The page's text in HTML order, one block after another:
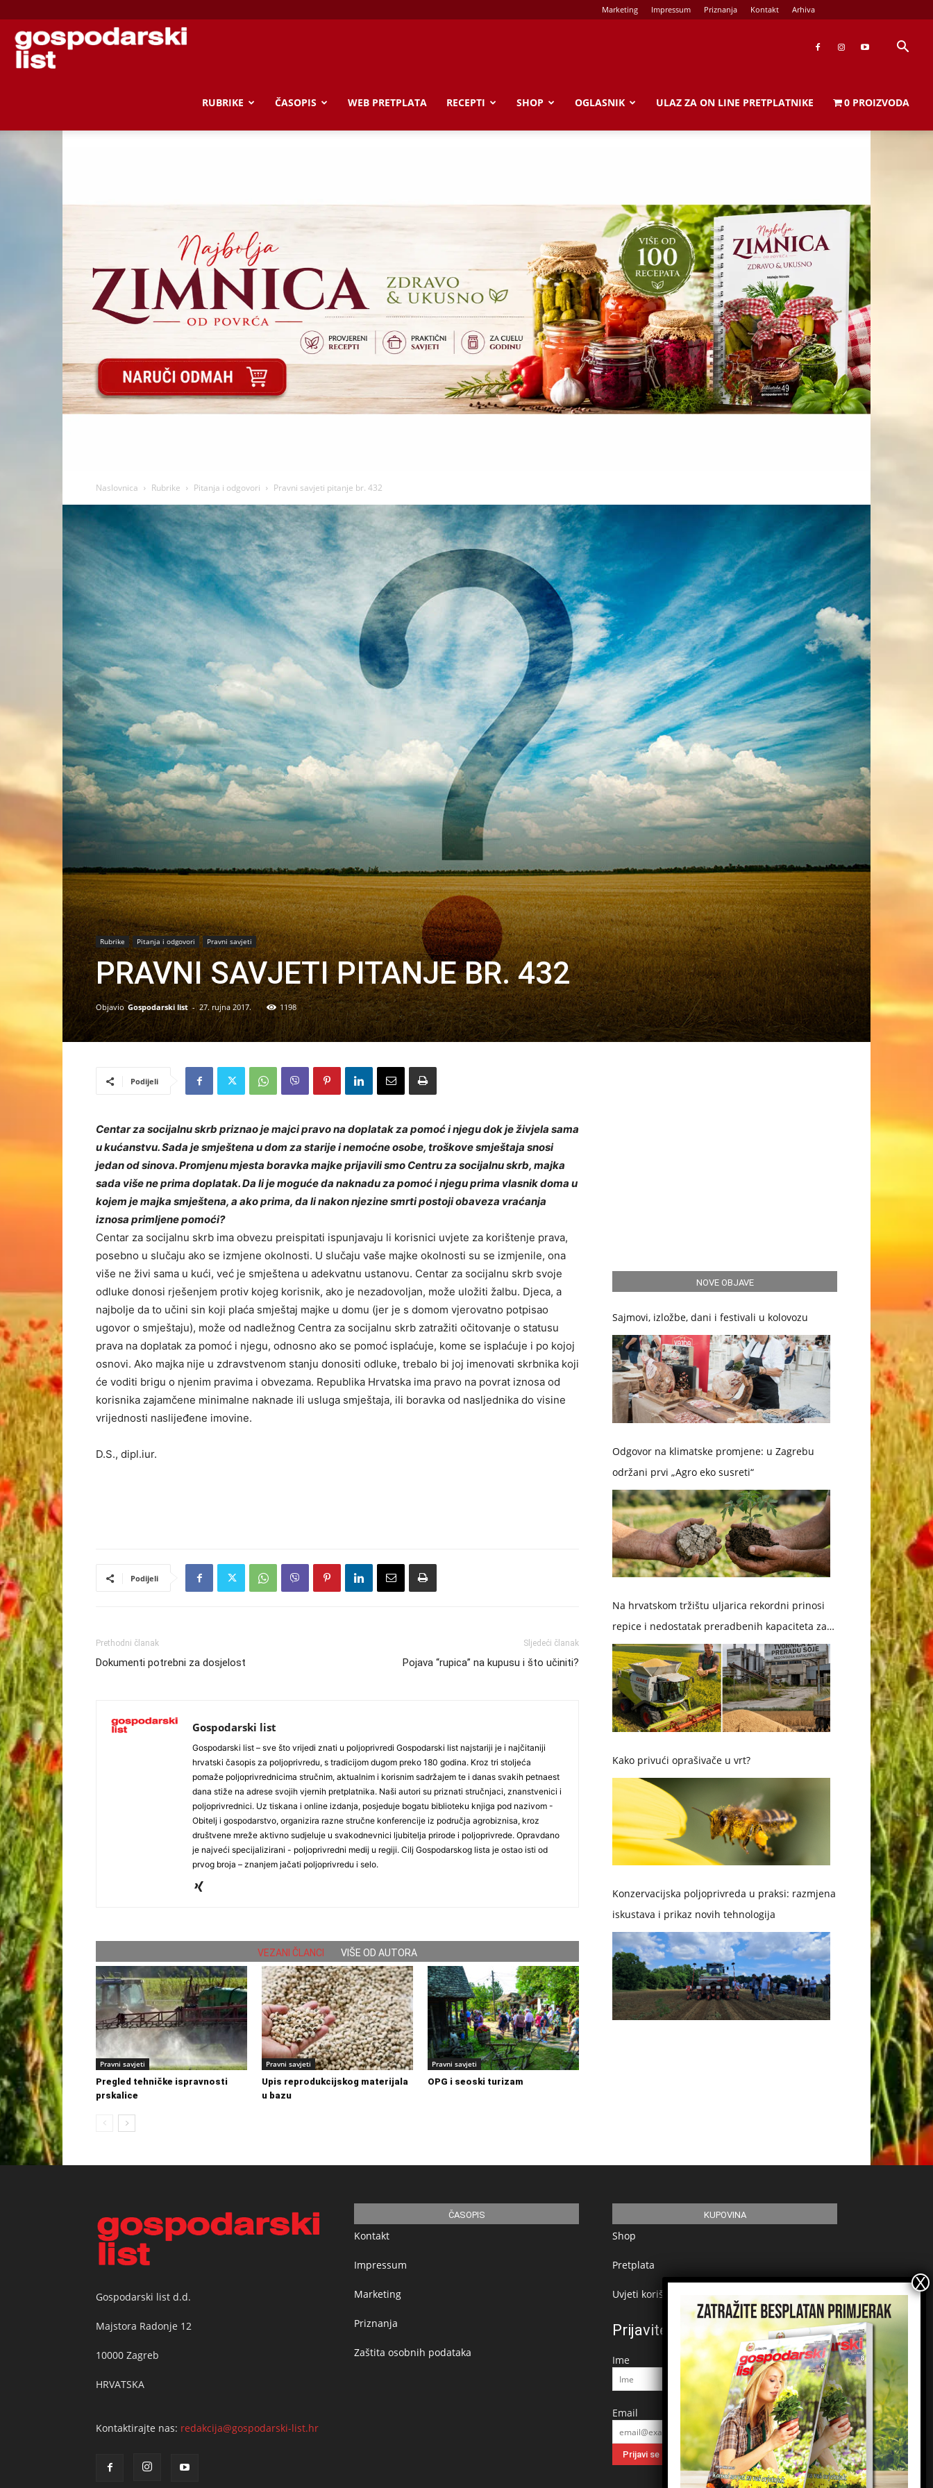
Marketing Impressum Priznanja Kontakt Arhiva
Gospodarski
RUBRIKE ČASOPIS WEB PRETPLATA RECEPTI SHOP OGLASNIK ULAZ ZA ON LINE PRETPLATNIKE 0 PROIZVODA
Naslovnica Rubrike Pitanja i odgovori Pravni savjeti pitanje br. 432
Rubrike Pitanja i odgovori Pravni savjeti
PRAVNI SAVJETI PITANJE BR. 432
Objavio Gospodarski list - 27. rujna 2017. 1198
Podijeli
Centar za socijalnu skrb priznao je majci pravo na doplatak za pomoć i njegu dok je živjela sama
u kućanstvu. Sada je smještena u dom za starije i nemoćne osobe, troškove smještaja snosi
jedan od sinova. Promjenu mjesta boravka majke prijavili smo Centru za socijalnu skrb, majka
sada više ne prima doplatak. Da li je moguće da naknadu za pomoć i njegu prima vlasnik doma u
kojem je majka smještena, a ako prima, da li nakon njezine smrti postoji obaveza vraćanja
iznosa primljene pomoći?
Centar za socijalnu skrb ima obvezu preispitati ispunjavaju li korisnici uvjete za korištenje prava,
posebno u slučaju ako se izmjene okolnosti. U slučaju vaše majke okolnosti su se izmjenile, ona
više ne živi sama u kući, već je smještena u adekvatnu ustanovu. Centar za socijalnu skrb svoje
odluke donosi rješenjem protiv kojeg korisnik, ako je nezadovoljan, može uložiti žalbu. Djeca, a
najbolje da to učini sin koji plaća smještaj majke u domu (jer je s domom vjerovatno potpisao
ugovor o smještaju), može od nadležnog Centra za socijalnu skrb zatražiti očitovanje o statusu
prava na doplatak za pomoć i njegu, odnosno ako se pomoć isplaćuje, kome se isplaćuje i po kojoj
osnovi. Ako majka nije u zdravstvenom stanju donositi odluke, trebalo bi joj imenovati skrbnika koji
će voditi brigu o njenim pravima i obvezama. Republika Hrvatska ima pravo na povrat iznosa od
korisnika zajamčene minimalne naknade ili usluga smještaja, ili boravka od nasljednika do visine
vrijednosti naslijeđene imovine.
D.S., dipl.iur.
Podijeli
Prethodni članak
Dokumenti potrebni za dosjelost
Sljedeći članak
Pojava “rupica” na kupusu i što učiniti?
Gospodarski list
Gospodarski list – sve što vrijedi znati u poljoprivredi Gospodarski list najstariji je i najčitaniji
hrvatski časopis za poljoprivredu, s tradicijom dugom preko 180 godina. Kroz tri stoljeća
pomaže poljoprivrednicima stručnim, aktualnim i korisnim sadržajem te i danas svakih petnaest
dana stiže na adrese svojih vjernih pretplatnika. Naši autori su priznati stručnjaci, znanstvenici i
poljoprivrednici. Uz tiskana i online izdanja, posjeduje bogatu biblioteku knjiga pod nazivom -
Obitelj i gospodarstvo, organizira razne stručne konferencije iz područja agrobiznisa, kroz
društvene mreže aktivno sudjeluje u svakodnevnici ljubitelja prirode i poljoprivrede. Opravdano
je najveći specijalizirani - poljoprivredni medij u regiji. Cilj Gospodarskog lista je ostao isti od
prvog broja – znanjem jačati poljoprivredu i selo.
VEZANI ČLANCI VIŠE OD AUTORA
Pravni savjeti
Pregled tehničke ispravnosti
prskalice
Pravni savjeti
Upis reprodukcijskog materijala
u bazu
Pravni savjeti
OPG i seoski turizam
NOVE OBJAVE
Sajmovi, izložbe, dani i festivali u kolovozu
Odgovor na klimatske promjene: u Zagrebu
održani prvi „Agro eko susreti“
Na hrvatskom tržištu uljarica rekordni prinosi
repice i nedostatak preradbenih kapaciteta za
soju
Kako privući oprašivače u vrt?
Konzervacijska poljoprivreda u praksi: razmjena
iskustava i prikaz novih tehnologija
Gospodarski list d.d.
Majstora Radonje 12
10000 Zagreb
HRVATSKA
Kontaktirajte nas: redakcija@gospodarski-list.hr
ČASOPIS
Kontakt
Impressum
Marketing
Priznanja
Zaštita osobnih podataka
KUPOVINA
Shop
Pretplata
Uvjeti korištenja
Prijavite se na newsletter
Ime
Email